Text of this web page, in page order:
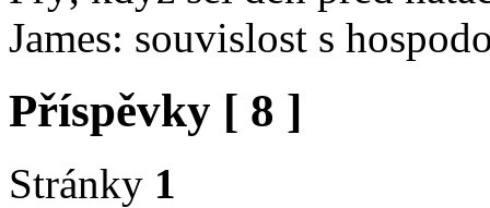
James: souvislost s
Příspěvky [ 8 ]
Stránky 1